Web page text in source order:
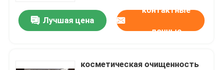
Лучшая цена
контактные
данные
косметическая очищенность